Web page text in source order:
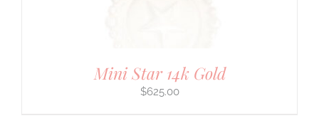
Mini Star 14k Gold
$625.00